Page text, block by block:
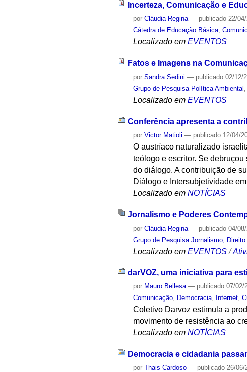
Incerteza, Comunicação e
porCláudia Regina — publicado 22/
Cátedra de Educação Básica,
Localizado em EVENTOS
Fatos e Imagens na
porSandra Sedini — publicado 02/12/
Grupo de Pesquisa Política Ambiental
Localizado em EVENTOS
Conferência apresenta a
porVictor Matioli — publicado 12/04/
O austríaco naturalizado
teólogo e escritor. Se
do diálogo. A contribuição de
Diálogo e Intersubjetividade
Localizado em NOTÍCIAS
Jornalismo e Poderes
porCláudia Regina — publicado 04/
Grupo de Pesquisa Jornalismo, Direito
Localizado em EVENTOS /
darVOZ, uma iniciativa para
por Mauro Bellesa — publicado 07/02/
Comunicação, Democracia, Internet,
Coletivo Darvoz estimula a
movimento de resistência ao
Localizado em NOTÍCIAS
Democracia e cidadania
porThais Cardoso — publicado 26/